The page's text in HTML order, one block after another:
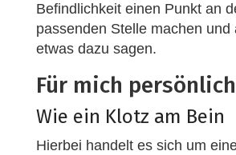
Befindlichkeit einen Punkt an
passenden Stelle machen und
etwas dazu sagen.
Für mich persönlich
Wie ein Klotz am Bein
Hierbei handelt es sich um